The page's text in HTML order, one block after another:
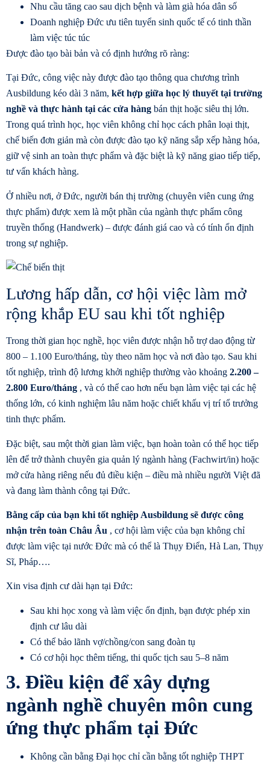
Nhu cầu tăng cao sau dịch bệnh và làm già hóa dân số
Doanh nghiệp Đức ưu tiên tuyển sinh quốc tế có tinh thần
làm việc túc túc
Được đào tạo bài bản và có định hướng rõ ràng:
Tại Đức, công việc này được đào tạo thông qua chương trình
Ausbildung kéo dài 3 năm, kết hợp giữa học lý thuyết tại trường
nghề và thực hành tại các cửa hàng bán thịt hoặc siêu thị lớn.
Trong quá trình học, học viên không chỉ học cách phân loại thịt,
chế biến đơn giản mà còn được đào tạo kỹ năng sắp xếp hàng hóa,
giữ vệ sinh an toàn thực phẩm và đặc biệt là kỹ năng giao tiếp tiếp,
tư vấn khách hàng.
Ở nhiều nơi, ở Đức, người bán thị trường (chuyên viên cung ứng
thực phẩm) được xem là một phần của ngành thực phẩm công
truyền thống (Handwerk) – được đánh giá cao và có tính ổn định
trong sự nghiệp.
Lương hấp dẫn, cơ hội việc làm mở
rộng khắp EU sau khi tốt nghiệp
Trong thời gian học nghề, học viên được nhận hỗ trợ dao động từ
800 – 1.100 Euro/tháng, tùy theo năm học và nơi đào tạo. Sau khi
tốt nghiệp, trình độ lương khởi nghiệp thường vào khoảng 2.200 –
2.800 Euro/tháng , và có thể cao hơn nếu bạn làm việc tại các hệ
thống lớn, có kinh nghiệm lâu năm hoặc chiết khấu vị trí tổ trưởng
tinh thực phẩm.
Đặc biệt, sau một thời gian làm việc, bạn hoàn toàn có thể học tiếp
lên để trở thành chuyên gia quản lý ngành hàng (Fachwirt/in) hoặc
mở cửa hàng riêng nếu đủ điều kiện – điều mà nhiều người Việt đã
và đang làm thành công tại Đức.
Bằng cấp của bạn khi tốt nghiệp Ausbildung sẽ được công
nhận trên toàn Châu Âu , cơ hội làm việc của bạn không chỉ
được làm việc tại nước Đức mà có thể là Thụy Điển, Hà Lan, Thụy
Sĩ, Pháp….
Xin visa định cư dài hạn tại Đức:
Sau khi học xong và làm việc ổn định, bạn được phép xin
định cư lâu dài
Có thể bảo lãnh vợ/chồng/con sang đoàn tụ
Có cơ hội học thêm tiếng, thi quốc tịch sau 5–8 năm
3. Điều kiện để xây dựng
ngành nghề chuyên môn cung
ứng thực phẩm tại Đức
Không cần bằng Đại học chỉ cần bằng tốt nghiệp THPT